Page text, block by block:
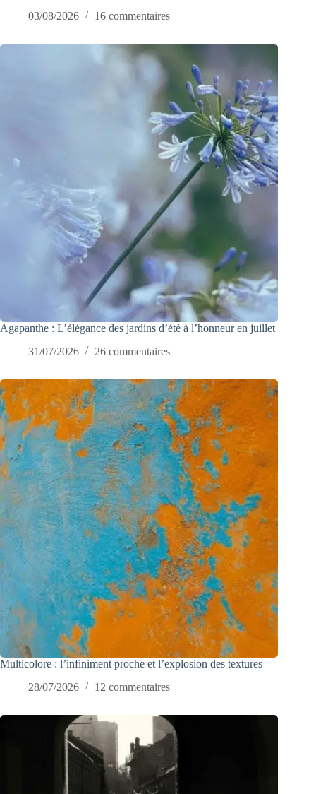
03/08/2026
16 commentaires
Agapanthe : L’élégance des jardins d’été à l’honneur en juillet
31/07/2026
26 commentaires
Multicolore : l’infiniment proche et l’explosion des textures
28/07/2026
12 commentaires